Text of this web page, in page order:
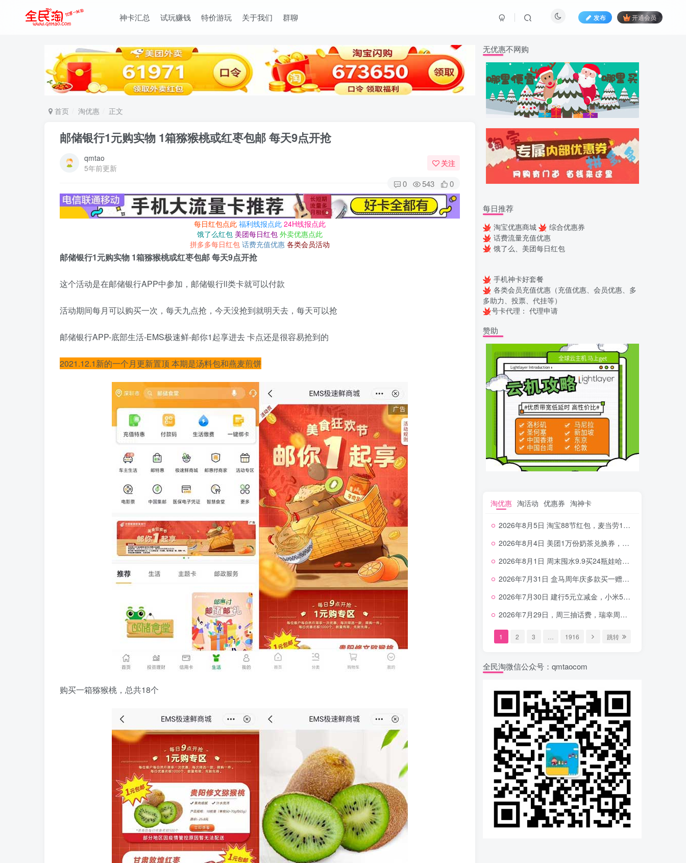
神卡汇总 试玩赚钱 特价游玩 关于我们 群聊 发布 开通会员
首页 淘优惠 正文
邮储银行1元购实物 1箱猕猴桃或红枣包邮 每天9点开抢
qmtao
5年前更新
关注
0 543 0
每日红包点此 福利线报点此 24H线报点此
饿了么红包 美团每日红包 外卖优惠点此
拼多多每日红包 话费充值优惠 各类会员活动
邮储银行1元购实物 1箱猕猴桃或红枣包邮 每天9点开抢
这个活动是在邮储银行APP中参加，邮储银行ll类卡就可以付款
活动期间每月可以购买一次，每天九点抢，今天没抢到就明天去，每天可以抢
邮储银行APP-底部生活-EMS极速鲜-邮你1起享进去 卡点还是很容易抢到的
2021.12.1新的一个月更新置顶 本期是汤料包和燕麦煎饼
购买一箱猕猴桃，总共18个
无优惠不网购
每日推荐
淘宝优惠商城
综合优惠券
话费流量充值优惠
饿了么、美团每日红包
手机神卡好套餐
各类会员充值优惠（充值优惠、会员优惠、多
多助力、投票、代挂等）
号卡代理： 代理申请
赞助
淘优惠 淘活动 优惠券 淘神卡
2026年8月5日 淘宝88节红包，麦当劳150万份柠檬水，三万份瑞幸免单，霸王9万份0.01券等
2026年8月4日 美团1万份奶茶兑换券，农行5E卡，中行支付超给利，美团领18个冰激凌，小米每天领2-6元等等
2026年8月1日 周末囤水9.9买24瓶娃哈哈，建行100元京东券，移动5元话费，麦当劳甜筒，交行立减金等
2026年7月31日 盒马周年庆多款买一赠一，饿了么拆红包，建行30立减金，农行领10元刷卡金等
2026年7月30日 建行5元立减金，小米5元，抢2500份爷爷不泡茶，闪购20-20，3元吃瑞幸咖啡等
2026年7月29日，周三抽话费，瑞幸周三免单，4.9元瑞幸咖啡，蜜雪兑换券，工行5元立减金等
1 2 3 1916 跳转
全民淘微信公众号：qmtaocom